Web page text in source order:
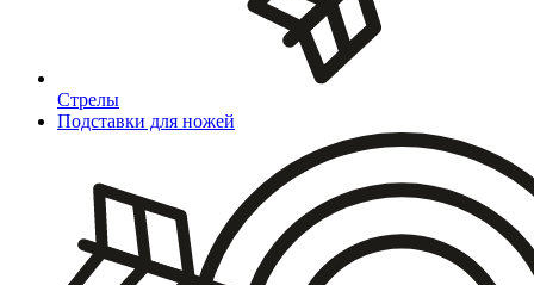
Стрелы
Подставки для ножей